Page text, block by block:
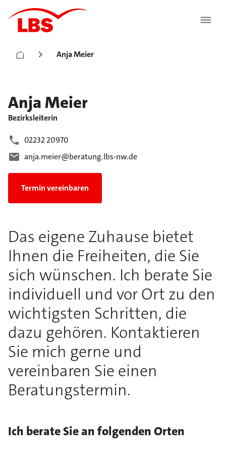
Anja Meier
AnjaMeier
Bezirksleiterin
02232 20970
anja.meier@beratung.lbs-nw.de
Termin vereinbaren
Das eigene Zuhause bietet
Ihnen die Freiheiten, die Sie
sich wünschen. Ich berate Sie
individuell und vor Ort zu den
wichtigsten Schritten, die
dazu gehören. Kontaktieren
Sie mich gerne und
vereinbaren Sie einen
Beratungstermin.
Ich berate Sie an folgenden Orten